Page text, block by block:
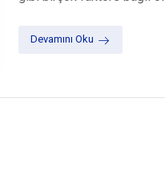
Devamını Oku